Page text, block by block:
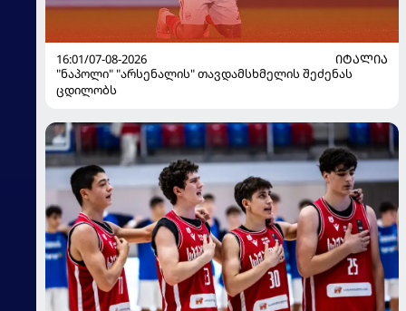
16:01/07-08-2026
ᲘᲢᲐᲚᲘᲐ
"ნაპოლი" "არსენალის" თავდამსხმელის შეძენას
ცდილობს